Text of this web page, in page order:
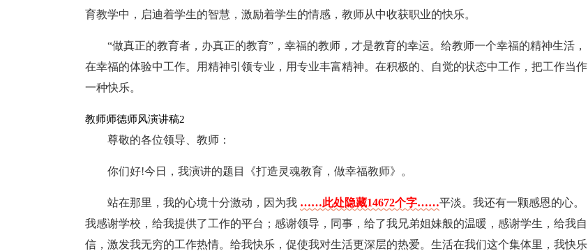
育教学中，启迪着学生的智慧，激励着学生的情感，教师从中收获职业的快乐。
“做真正的教育者，办真正的教育”，幸福的教师，才是教育的幸运。给教师一个幸福的精神生活，
在幸福的体验中工作。用精神引领专业，用专业丰富精神。在积极的、自觉的状态中工作，把工作当作
一种快乐。
教师师德师风演讲稿2
尊敬的各位领导、教师：
你们好!今日，我演讲的题目《打造灵魂教育，做幸福教师》。
站在那里，我的心境十分激动，因为我 ……此处隐藏14672个字……平淡。我还有一颗感恩的心。
我感谢学校，给我提供了工作的平台；感谢领导，同事，给了我兄弟姐妹般的温暖，感谢学生，给我自
信，激发我无穷的工作热情。给我快乐，促使我对生活更深层的热爱。生活在我们这个集体里，我快乐